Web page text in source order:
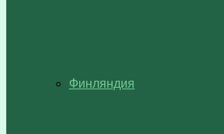
Финляндия